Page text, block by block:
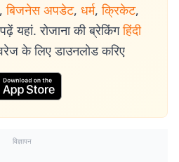
, बिजनेस अपडेट, धर्म, क्रिकेट,
यहां. रोजाना की ब्रेकिंग हिंदी
के लिए डाउनलोड करिए
विज्ञापन